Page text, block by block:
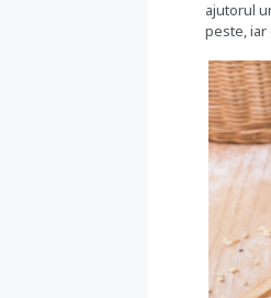
ajutorul
peste, iar